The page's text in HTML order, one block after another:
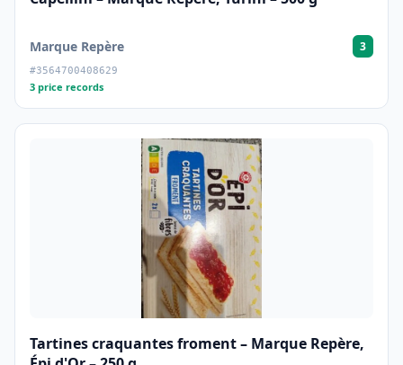
Marque Repère 3
#3564700408629
3 price records
Tartines craquantes froment – Marque Repère,